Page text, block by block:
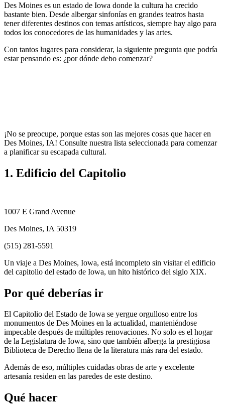
Des Moines es un estado de Iowa donde la cultura ha crecido
bastante bien. Desde albergar sinfonías en grandes teatros hasta
tener diferentes destinos con temas artísticos, siempre hay algo para
todos los conocedores de las humanidades y las artes.
Con tantos lugares para considerar, la siguiente pregunta que podría
estar pensando es: ¿por dónde debo comenzar?
¡No se preocupe, porque estas son las mejores cosas que hacer en
Des Moines, IA! Consulte nuestra lista seleccionada para comenzar
a planificar su escapada cultural.
1. Edificio del Capitolio
1007 E Grand Avenue
Des Moines, IA 50319
(515) 281-5591
Un viaje a Des Moines, Iowa, está incompleto sin visitar el edificio
del capitolio del estado de Iowa, un hito histórico del siglo XIX.
Por qué deberías ir
El Capitolio del Estado de Iowa se yergue orgulloso entre los
monumentos de Des Moines en la actualidad, manteniéndose
impecable después de múltiples renovaciones. No solo es el hogar
de la Legislatura de Iowa, sino que también alberga la prestigiosa
Biblioteca de Derecho llena de la literatura más rara del estado.
Además de eso, múltiples cuidadas obras de arte y excelente
artesanía residen en las paredes de este destino.
Qué hacer